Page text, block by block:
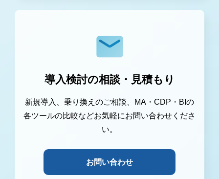
導入検討の相談・見積もり
新規導入、乗り換えのご相談、MA・CDP・BIの
各ツールの比較などお気軽にお問い合わせくださ
い。
お問い合わせ